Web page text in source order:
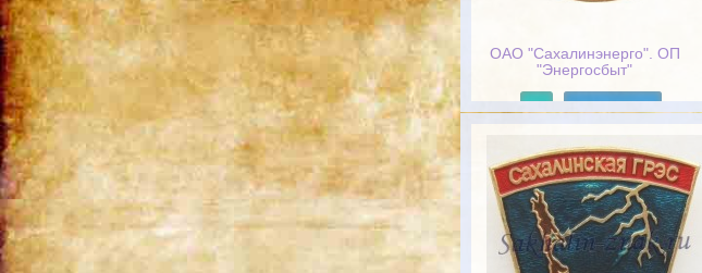
ОАО "Сахалинэнерго". ОП
"Энергосбыт"